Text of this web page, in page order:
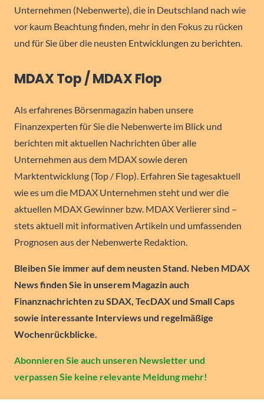
Unternehmen (Nebenwerte), die in Deutschland nach wie
vor kaum Beachtung finden, mehr in den Fokus zu rücken
und für Sie über die neusten Entwicklungen zu berichten.
MDAX Top / MDAX Flop
Als erfahrenes Börsenmagazin haben unsere
Finanzexperten für Sie die Nebenwerte im Blick und
berichten mit aktuellen Nachrichten über alle
Unternehmen aus dem MDAX sowie deren
Marktentwicklung (Top / Flop). Erfahren Sie tagesaktuell
wie es um die MDAX Unternehmen steht und wer die
aktuellen MDAX Gewinner bzw. MDAX Verlierer sind –
stets aktuell mit informativen Artikeln und umfassenden
Prognosen aus der Nebenwerte Redaktion.
Bleiben Sie immer auf dem neusten Stand. Neben MDAX
News finden Sie in unserem Magazin auch
Finanznachrichten zu SDAX, TecDAX und Small Caps
sowie interessante Interviews und regelmäßige
Wochenrückblicke.
Abonnieren Sie auch unseren Newsletter und
verpassen Sie keine relevante Meldung mehr!